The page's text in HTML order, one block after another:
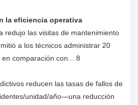
la eficiencia operativa
redujo las visitas de mantenimiento
a los técnicos administrar 20
comparación con... 8
reducen las tasas de fallos de
unidad/año—una reducción